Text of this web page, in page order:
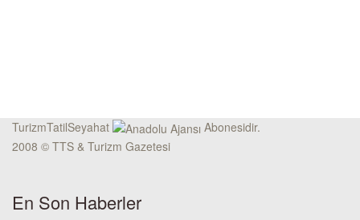
TurizmTatilSeyahat
Abonesidir.
2008 © TTS & Turizm Gazetesi
En Son Haberler